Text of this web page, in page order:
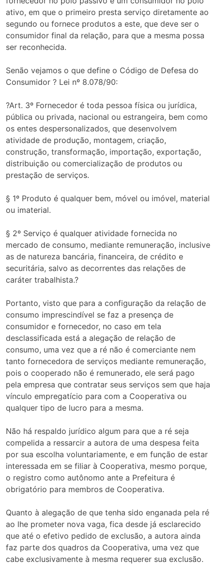
ativo, em que o primeiro presta serviço diretamente ao
segundo ou fornece produtos a este, que deve ser o
consumidor final da relação, para que a mesma possa
ser reconhecida.
Senão vejamos o que define o Código de Defesa do
Consumidor ? Lei nº 8.078/90:
?Art. 3º Fornecedor é toda pessoa física ou jurídica,
pública ou privada, nacional ou estrangeira, bem como
os entes despersonalizados, que desenvolvem
atividade de produção, montagem, criação,
construção, transformação, importação, exportação,
distribuição ou comercialização de produtos ou
prestação de serviços.
§ 1º Produto é qualquer bem, móvel ou imóvel, material
ou imaterial.
§ 2º Serviço é qualquer atividade fornecida no
mercado de consumo, mediante remuneração, inclusive
as de natureza bancária, financeira, de crédito e
securitária, salvo as decorrentes das relações de
caráter trabalhista.?
Portanto, visto que para a configuração da relação de
consumo imprescindível se faz a presença de
consumidor e fornecedor, no caso em tela
desclassificada está a alegação de relação de
consumo, uma vez que a ré não é comerciante nem
tanto fornecedora de serviços mediante remuneração,
pois o cooperado não é remunerado, ele será pago
pela empresa que contratar seus serviços sem que haja
vínculo empregatício para com a Cooperativa ou
qualquer tipo de lucro para a mesma.
Não há respaldo jurídico algum para que a ré seja
compelida a ressarcir a autora de uma despesa feita
por sua escolha voluntariamente, e em função de estar
interessada em se filiar à Cooperativa, mesmo porque,
o registro como autônomo ante a Prefeitura é
obrigatório para membros de Cooperativa.
Quanto à alegação de que tenha sido enganada pela ré
ao lhe prometer nova vaga, fica desde já esclarecido
que até o efetivo pedido de exclusão, a autora ainda
faz parte dos quadros da Cooperativa, uma vez que
cabe exclusivamente à mesma requerer sua exclusão.